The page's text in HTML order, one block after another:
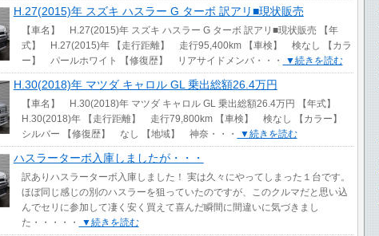
H.27(2015)年 スズキ ハスラー G ターボ 訳アリ■現状販売
【車名】 H.27(2015)年 スズキ ハスラー G ターボ 訳アリ■現状販売 【年
式】 H.27(2015)年 【走行距離】 走行95,400km 【車検】 検なし 【カラ
ー】 パールホワイト 【修復歴】 リアサイドメンバ・・・
▼続きを読む
H.30(2018)年 マツダ キャロル GL 乗出総額26.4万円
【車名】 H.30(2018)年 マツダ キャロル GL 乗出総額26.4万円 【年式】
H.30(2018)年 【走行距離】 走行79,800km 【車検】 検なし 【カラー】
シルバー 【修復歴】 なし 【地域】 神奈・・・
▼続きを読む
ハスラーターボ入庫しましたが・・・
訳ありハスラーターボ入庫しました！ 実は久々にやってしまった１台です。
ほぼ同じ感じの別のハスラーを狙っていたのですが、このクルマだと思い込
んでセリに参加して凄く安く買えて喜んだ瞬間に間違いに気づきまし
た・・・・・
▼続きを読む